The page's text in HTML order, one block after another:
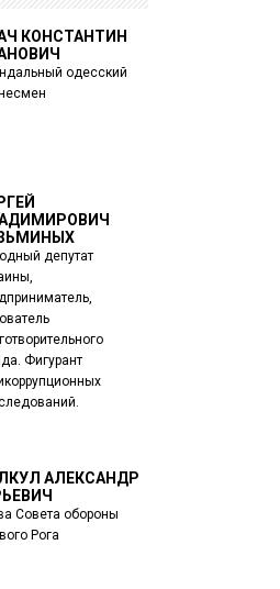
КОНСТАНТИН
одесский
депутат
Фигурант
АЛЕКСАНДР
Совета обороны
Рога